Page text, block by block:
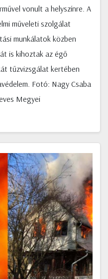
vonult a helyszínre. A
műveleti szolgálat
munkálatok közben
is kihoztak az égő
tűzvizsgálat kertében
Fotó: Nagy Csaba
Megyei